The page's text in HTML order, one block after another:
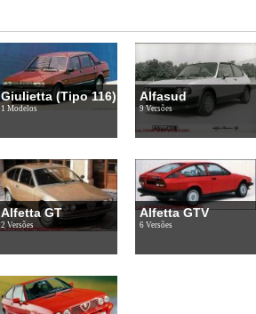
Giulietta (Tipo 116)
1 Modelos
Alfasud
9 Versões
Alfetta GT
2 Versões
Alfetta GTV
6 Versões